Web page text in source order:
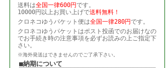
送料は全国一律600円です。
10000円以上お買い上げで送料無料！
クロネコゆうパケット便は全国一律280円です。
クロネコゆうパケットはポスト投函でのお届けなの
でお手続き時の注意事項を必ずお読みの上ご指定下
さい。
※海外発送はできませんのでご了承下さい。
■納期について